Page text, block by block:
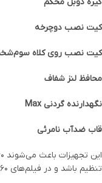
گیره دوبل محکم
کیت نصب دوچرخه
کیت نصب روی کلاه
محافظ لنز شفاف
نگهدارنده گردنی Max
قاب ضدآب نامرئی
تنظیم باشد و در فیلم‌های ۳۶۰ درجه نیز نامرئی باقی بمانند.